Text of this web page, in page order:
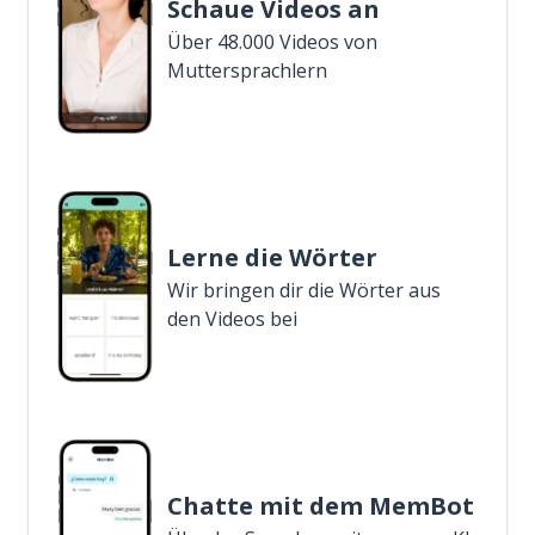
Schaue Videos an
Über 48.000 Videos von
Muttersprachlern
Lerne die Wörter
Wir bringen dir die Wörter aus
den Videos bei
Chatte mit dem MemBot